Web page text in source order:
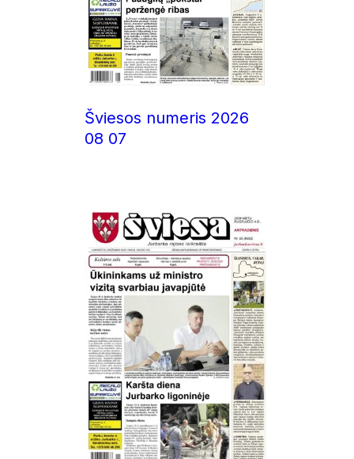
Šviesos numeris 2026
08 07